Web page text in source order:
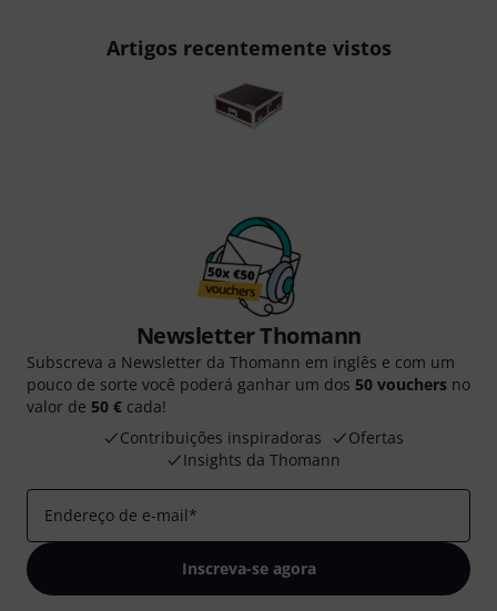
Artigos recentemente vistos
Newsletter Thomann
Subscreva a Newsletter da Thomann em inglês e com um
pouco de sorte você poderá ganhar um dos 50 vouchers no
valor de 50 € cada!
Contribuições inspiradoras
Ofertas
Insights da Thomann
Endereço de e-mail*
Inscreva-se agora